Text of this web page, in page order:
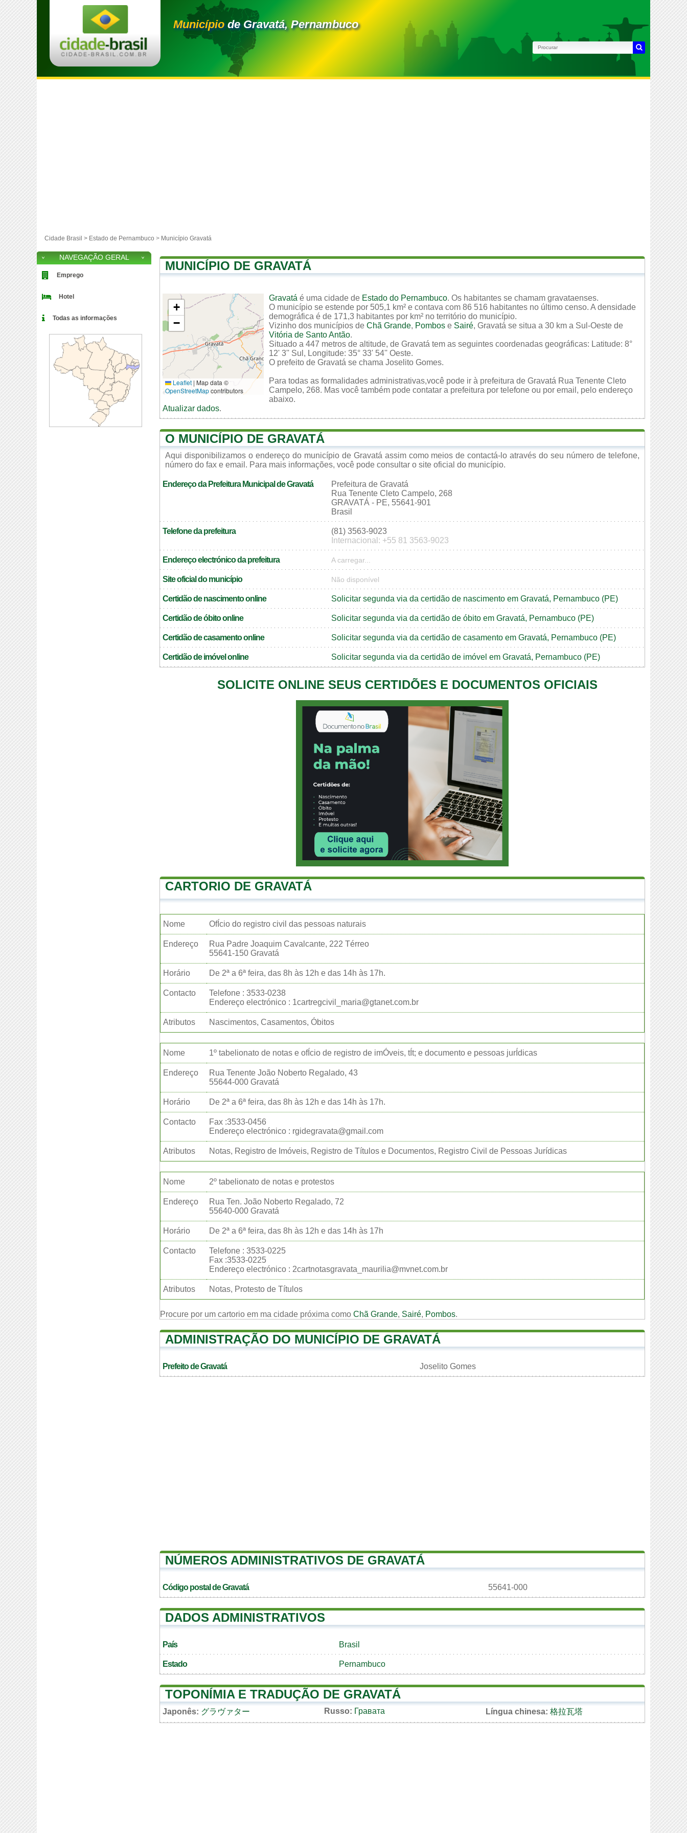
Municípiode Gravatá, Pernambuco
Cidade Brasil > Estado de Pernambuco > Município Gravatá
MUNICÍPIO DE GRAVATÁ
+
−
Leaflet | Map data ©
OpenStreetMapcontributors
Gravatá é uma cidade de Estado do Pernambuco. Os habitantes se chamam gravataenses.
O município se estende por 505,1 km² e contava com 86 516 habitantes no último censo. A densidade
demográfica é de 171,3 habitantes por km² no território do município.
Vizinho dos municípios de Chã Grande, Pombos e Sairé, Gravatá se situa a 30 km a Sul-Oeste de
Vitória de Santo Antão.
Situado a 447 metros de altitude, de Gravatá tem as seguintes coordenadas geográficas: Latitude: 8°
12' 3'' Sul, Longitude: 35° 33' 54'' Oeste.
O prefeito de Gravatá se chama Joselito Gomes.
Para todas as formalidades administrativas,você pode ir à prefeitura de Gravatá Rua Tenente Cleto
Campelo, 268. Mas você também pode contatar a prefeitura por telefone ou por email, pelo endereço
abaixo.
Atualizar dados.
O MUNICÍPIO DE GRAVATÁ
Aqui disponibilizamos o endereço do município de Gravatá assim como meios de contactá-lo através do seu número de telefone,
número do fax e email. Para mais informações, você pode consultar o site oficial do município.
Endereço da Prefeitura Municipal de Gravatá
Prefeitura de Gravatá
Rua Tenente Cleto Campelo, 268
GRAVATÁ - PE, 55641-901
Brasil
Telefone da prefeitura
(81) 3563-9023
Internacional: +55 81 3563-9023
Endereço electrónico da prefeitura A carregar...
Site oficial do município Não disponível
Certidão de nascimento online Solicitar segunda via da certidão de nascimento em Gravatá, Pernambuco (PE)
Certidão de óbito online Solicitar segunda via da certidão de óbito em Gravatá, Pernambuco (PE)
Certidão de casamento online Solicitar segunda via da certidão de casamento em Gravatá, Pernambuco (PE)
Certidão de imóvel online Solicitar segunda via da certidão de imóvel em Gravatá, Pernambuco (PE)
SOLICITE ONLINE SEUS CERTIDÕES E DOCUMENTOS OFICIAIS
CARTORIO DE GRAVATÁ
Nome OfÍcio do registro civil das pessoas naturais
Endereço
Rua Padre Joaquim Cavalcante, 222 Térreo
55641-150 Gravatá
Horário De 2ª a 6ª feira, das 8h às 12h e das 14h às 17h.
Contacto
Telefone : 3533-0238
Endereço electrónico : 1cartregcivil_maria@gtanet.com.br
Atributos Nascimentos, Casamentos, Óbitos
Nome 1º tabelionato de notas e ofÍcio de registro de imÓveis, tÍt; e documento e pessoas jurÍdicas
Endereço
Rua Tenente João Noberto Regalado, 43
55644-000 Gravatá
Horário De 2ª a 6ª feira, das 8h às 12h e das 14h às 17h.
Contacto
Fax :3533-0456
Endereço electrónico : rgidegravata@gmail.com
Atributos Notas, Registro de Imóveis, Registro de Títulos e Documentos, Registro Civil de Pessoas Jurídicas
Nome 2º tabelionato de notas e protestos
Endereço
Rua Ten. João Noberto Regalado, 72
55640-000 Gravatá
Horário De 2ª a 6ª feira, das 8h às 12h e das 14h às 17h
Contacto
Telefone : 3533-0225
Fax :3533-0225
Endereço electrónico : 2cartnotasgravata_maurilia@mvnet.com.br
Atributos Notas, Protesto de Títulos
Procure por um cartorio em ma cidade próxima como Chã Grande, Sairé, Pombos.
ADMINISTRAÇÃO DO MUNICÍPIO DE GRAVATÁ
Prefeito de Gravatá Joselito Gomes
NÚMEROS ADMINISTRATIVOS DE GRAVATÁ
Código postal de Gravatá 55641-000
DADOS ADMINISTRATIVOS
País Brasil
Estado Pernambuco
TOPONÍMIA E TRADUÇÃO DE GRAVATÁ
Japonês: グラヴァター Russo: Гравата Língua chinesa: 格拉瓦塔
NAVEGAÇÃO GERAL
Emprego
Hotel
Todas as informações